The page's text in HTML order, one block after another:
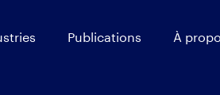
Publications À